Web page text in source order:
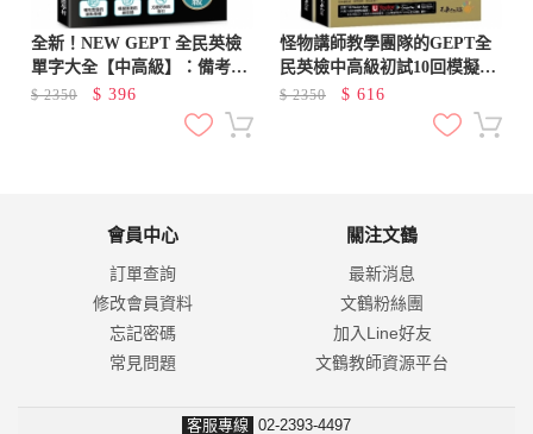
全新！NEW GEPT 全民英檢
單字大全【中高級】：備考全
民英檢唯一推薦單字書！收錄
12 大必考主題，精準掌握出題
傾向及重要考點，擴大應考字
$2350 $ 396
怪物講師教學團隊的GEPT全
民英檢中高級初試10回模擬試
題+解析(2書+「Youtor App」
內含VRP虛擬點讀筆+防水書
$2350 $ 616
會員中心
訂單查詢
修改會員資料
忘記密碼
常見問題
關注文鶴
最新消息
文鶴粉絲團
加入Line好友
文鶴教師資源平台
客服專線 02-2393-4497